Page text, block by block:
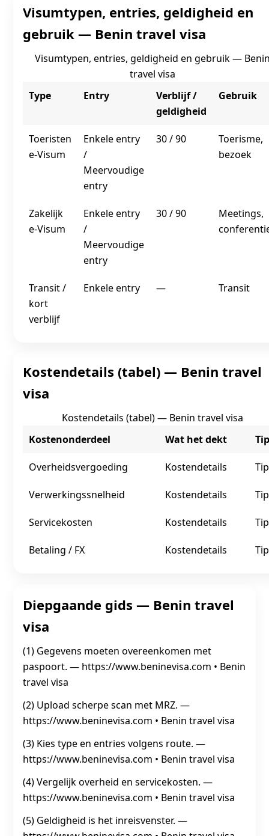
Visumtypen, entries, geldigheid en
gebruik — Benin travel visa
Visumtypen, entries, geldigheid en gebruik —
travel visa
Type
Entry
Verblijf /
geldigheid
Gebruik
Toeristen
e‑Visum
Enkele entry
/
Meervoudige
entry
30 / 90
Toerisme,
bezoek
Zakelijk
e‑Visum
Enkele entry
/
Meervoudige
entry
30 / 90
Meetings,
Transit /
kort
verblijf
Enkele entry — Transit
Kostendetails (tabel) — Benin travel
visa
Kostendetails (tabel) — Benin travel visa
Kostenonderdeel
Wat het dekt Tip
Overheidsvergoeding Kostendetails Tip
Verwerkingssnelheid Kostendetails Tip
Servicekosten Kostendetails Tip
Betaling / FX Kostendetails Tip
Diepgaande gids — Benin travel
visa
(1) Gegevens moeten overeenkomen met
paspoort. — https://www.beninevisa.com • Benin
travel visa
(2) Upload scherpe scan met MRZ. —
https://www.beninevisa.com • Benin travel visa
(3) Kies type en entries volgens route. —
https://www.beninevisa.com • Benin travel visa
(4) Vergelijk overheid en servicekosten. —
https://www.beninevisa.com • Benin travel visa
(5) Geldigheid is het inreisvenster. —